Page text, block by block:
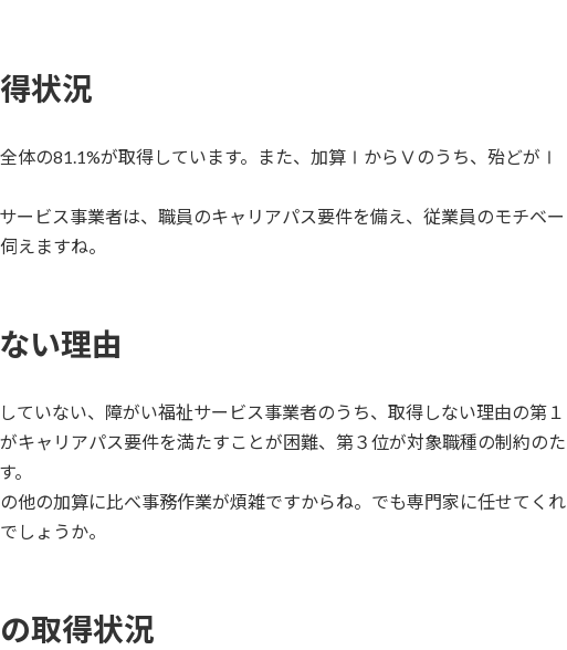
状況
体の81.1%が取得しています。また、加算ⅠからⅤのうち、殆どがⅠ
ービス事業者は、職員のキャリアパス要件を備え、従業員のモチベー
えますね。
い理由
ていない、障がい福祉サービス事業者のうち、取得しない理由の第１
キャリアパス要件を満たすことが困難、第３位が対象職種の制約のた
。
他の加算に比べ事務作業が煩雑ですからね。でも専門家に任せてくれ
しょうか。
取得状況